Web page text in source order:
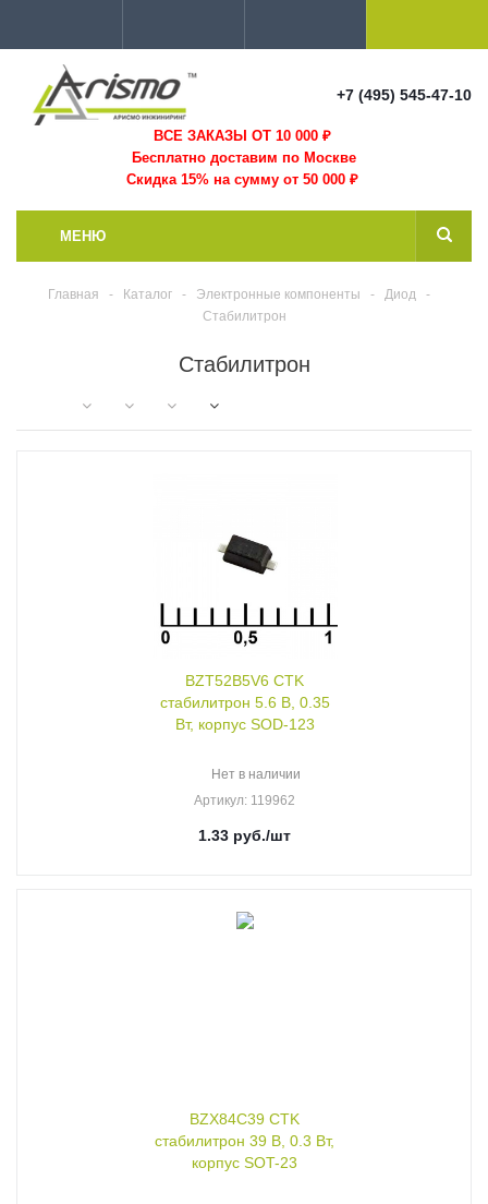
+7 (495) 545-47-10
ВСЕ ЗАКАЗЫ ОТ 10 000₽
Бесплатно доставим по Москве
Скидка 15% на сумму от 50 000 ₽
МЕНЮ
Главная - Каталог - Электронные компоненты - Диод
-
Стабилитрон
Стабилитрон
BZT52B5V6 CTK
стабилитрон 5.6 В, 0.35
Вт, корпус SOD-123
Нет в наличии
Артикул: 119962
1.33 руб./шт
BZX84C39 CTK
стабилитрон 39 В, 0.3 Вт,
корпус SOT-23